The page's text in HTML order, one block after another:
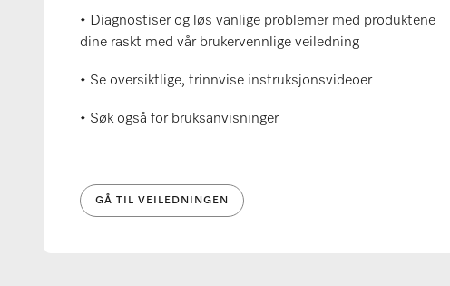
• Diagnostiser og løs vanlige problemer med produktene
dine raskt med vår brukervennlige veiledning
• Se oversiktlige, trinnvise instruksjonsvideoer
• Søk også for bruksanvisninger
GÅ TIL VEILEDNINGEN